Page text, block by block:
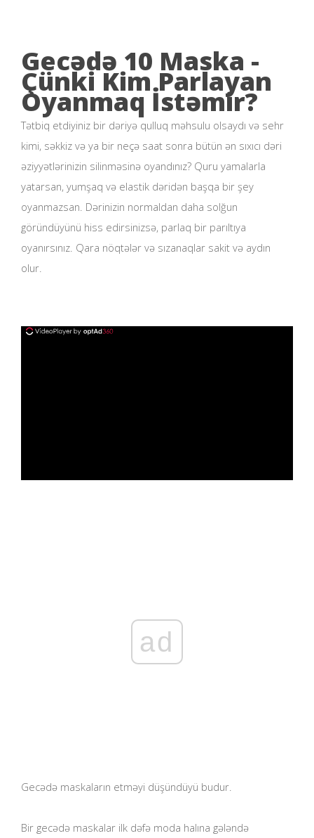
Gecədə 10 Maska -
Çünki Kim Parlayan
Oyanmaq İstəmir?
Tətbiq etdiyiniz bir dəriyə qulluq məhsulu olsaydı və sehr
kimi, səkkiz və ya bir neçə saat sonra bütün ən sıxıcı dəri
əziyyətlərinizin silinməsinə oyandınız? Quru yamalarla
yatarsan, yumşaq və elastik dəridən başqa bir şey
oyanmazsan. Dərinizin normaldan daha solğun
göründüyünü hiss edirsinizsə, parlaq bir parıltıya
oyanırsınız. Qara nöqtələr və sızanaqlar sakit və aydın
olur.
ad
Gecədə maskaların etməyi düşündüyü budur.
Bir gecədə maskalar ilk dəfə moda halına gələndə